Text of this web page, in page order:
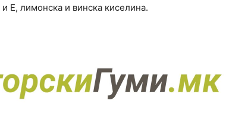
Е, лимонска и винска киселина.